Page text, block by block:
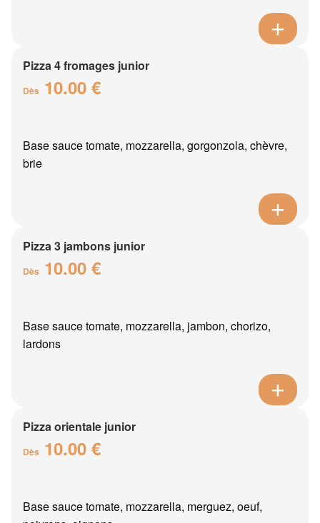
Pizza 4 fromages junior
Dès 10.00 €
Base sauce tomate, mozzarella, gorgonzola, chèvre,
brie
Pizza 3 jambons junior
Dès 10.00 €
Base sauce tomate, mozzarella, jambon, chorizo,
lardons
Pizza orientale junior
Dès 10.00 €
Base sauce tomate, mozzarella, merguez, oeuf,